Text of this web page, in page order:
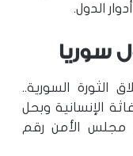
الدول.
سوريا
الثورة السورية..
الإنسانية وبحل
مجلس الأمن رقم